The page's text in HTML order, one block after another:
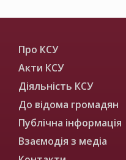
Про КСУ
Акти КСУ
Діяльність КСУ
До відома громадян
Публічна інформація
Взаємодія з медіа